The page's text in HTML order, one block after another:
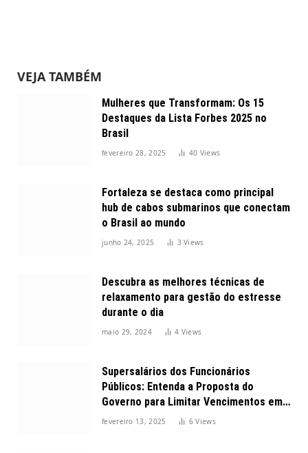
VEJA TAMBÉM
Mulheres que Transformam: Os 15
Destaques da Lista Forbes 2025 no
Brasil
fevereiro 28, 2025 40 Views
Fortaleza se destaca como principal
hub de cabos submarinos que conectam
o Brasil ao mundo
junho 24, 2025 3Views
Descubra as melhores técnicas de
relaxamento para gestão do estresse
durante o dia
maio 29, 2024 4 Views
Supersalários dos Funcionários
Públicos: Entenda a Proposta do
Governo para Limitar Vencimentos em
2025
fevereiro 13, 2025 6Views